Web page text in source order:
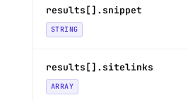
results[].snippet
STRING
results[].sitelinks
ARRAY